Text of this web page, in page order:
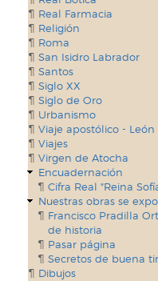
Real Farmacia
Religión
Roma
San Isidro Labrador
Santos
Siglo XX
Siglo de Oro
Urbanismo
Viaje apostólico - León
Viajes
Virgen de Atocha
Encuadernación
Cifra Real "Reina
Nuestras obras se
Francisco Pradilla
de historia
Pasar página
Secretos de buena
Dibujos